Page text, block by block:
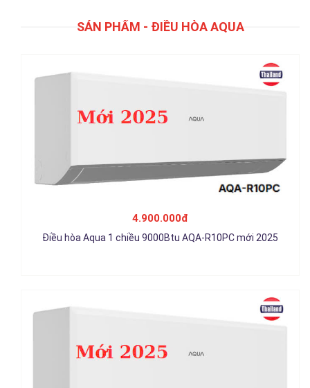
SẢN PHẨM - ĐIỀU HÒA AQUA
4.900.000đ
Điều hòa Aqua 1 chiều 9000Btu AQA-R10PC mới 2025
Chi tiết
5.900.000đ